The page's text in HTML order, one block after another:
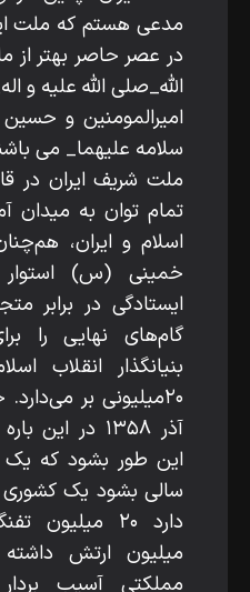
مدعی‌ هستم که ملت
در عصر حاصر بهتر
الله_صلی الله علیه و
امیرالمومنین و
سلامه علیهما_ می
ملت شریف ایران در
تمام توان به میدان
اسلام و ایران،
خمینی (س)
گام‌های نهایی را
بنیانگذار انقلاب
آذر ۱۳۵۸ در
این طور بشود که
میلیون ارتش
مملکتی آسیب